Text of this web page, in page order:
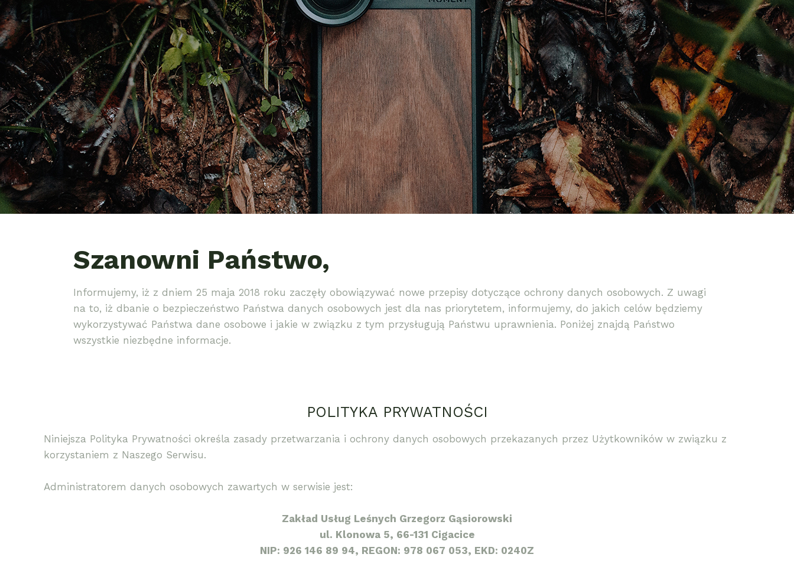
Szanowni Państwo,
Informujemy, iż z dniem 25 maja 2018 roku zaczęły obowiązywać nowe przepisy dotyczące ochrony danych osobowych. Z uwagi
na to, iż dbanie o bezpieczeństwo Państwa danych osobowych jest dla nas priorytetem, informujemy, do jakich celów będziemy
wykorzystywać Państwa dane osobowe i jakie w związku z tym przysługują Państwu uprawnienia. Poniżej znajdą Państwo
wszystkie niezbędne informacje.
POLITYKA PRYWATNOŚCI
Niniejsza Polityka Prywatności określa zasady przetwarzania i ochrony danych osobowych przekazanych przez Użytkowników w związku z
korzystaniem z Naszego Serwisu.
Administratorem danych osobowych zawartych w serwisie jest:
Zakład Usług Leśnych Grzegorz Gąsiorowski
ul. Klonowa 5, 66-131 Cigacice
NIP: 926 146 89 94, REGON: 978 067 053, EKD: 0240Z